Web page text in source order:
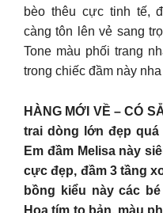
bèo thêu cực tinh tế,
càng tôn lên vẻ sang
Tone màu phối trang
trong chiếc đầm này nha
HÀNG MỚI VỀ – CÓ
trai dòng lớn đẹp
Em đầm Melisa này
cực đẹp, đầm 3 tầng
bồng kiểu này các
Hoa tím to bản, màu